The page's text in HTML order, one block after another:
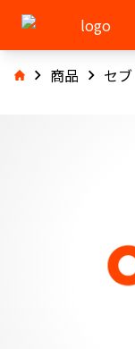
商品 セ